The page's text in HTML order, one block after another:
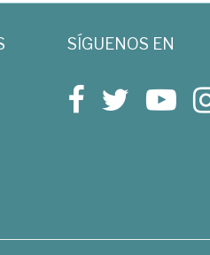
SÍGUENOS EN